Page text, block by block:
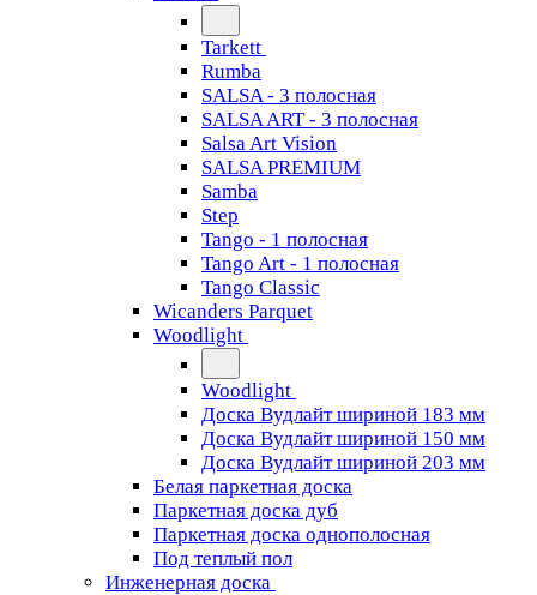
Tarkett
Rumba
SALSA - 3 полосная
SALSA ART - 3 полосная
Salsa Art Vision
SALSA PREMIUM
Samba
Step
Tango - 1 полосная
Tango Art - 1 полосная
Tango Classiс
Wicanders Parquet
Woodlight
Woodlight
Доска Вудлайт шириной 183 мм
Доска Вудлайт шириной 150 мм
Доска Вудлайт шириной 203 мм
Белая паркетная доска
Паркетная доска дуб
Паркетная доска однополосная
Под теплый пол
Инженерная доска